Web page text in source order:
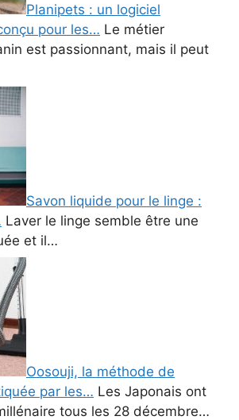
Planipets : un logiciel
pour les… Le métier
est passionnant, mais il peut
Savon liquide pour le linge :
Laver le linge semble être une
et il…
Oosouji, la méthode de
par les… Les Japonais ont
tous les 28 décembre…